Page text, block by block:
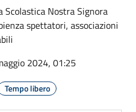
Scolastica Nostra Signora
spettatori, associazioni
2024, 01:25
Tempo libero